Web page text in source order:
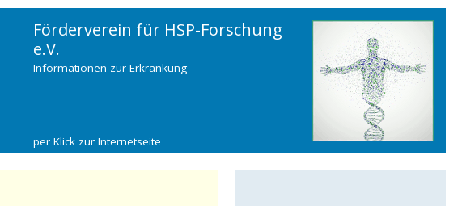
Förderverein für HSP-Forschung
e.V.
Informationen zur Erkrankung
per Klick zur Internetseite